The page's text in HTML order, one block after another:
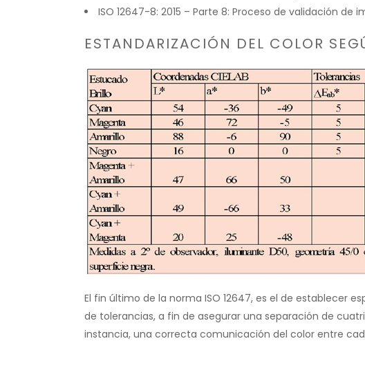
ISO 12647-8: 2015 – Parte 8: Proceso de validación
ESTANDARIZACIÓN DEL COLOR
El fin último de la norma ISO 12647, es el de establecer
de tolerancias, a fin de asegurar una separación de
instancia, una correcta comunicación del color entre